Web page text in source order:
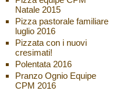
Natale 2015
Pizza pastorale familiare
luglio 2016
Pizzata con i nuovi
cresimati!
Polentata 2016
Pranzo Ognio Equipe
CPM 2016